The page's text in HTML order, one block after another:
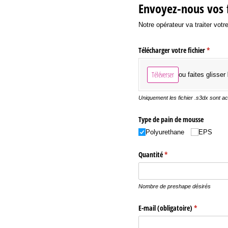
Envoyez-nous
Notre opérateur va traiter
Télécharger votre fichier*
(requis)
Téléverser ou faites glisser
Uniquement les fichier .s3dx sont
Type de pain de mousse
Polyurethane EPS
Quantité*
(requis)
Nombre de preshape désirés
E-mail (obligatoire) *
(requis)